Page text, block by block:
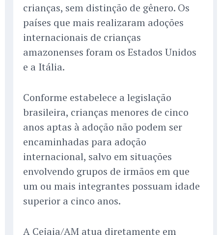
crianças, sem distinção de gênero. Os
países que mais realizaram adoções
internacionais de crianças
amazonenses foram os Estados Unidos
e a Itália.
Conforme estabelece a legislação
brasileira, crianças menores de cinco
anos aptas à adoção não podem ser
encaminhadas para adoção
internacional, salvo em situações
envolvendo grupos de irmãos em que
um ou mais integrantes possuam idade
superior a cinco anos.
A Cejaia/AM atua diretamente em